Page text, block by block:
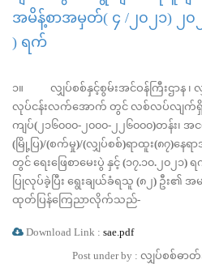
အမိန့်စာအမှတ်( ၄ /၂၀၂၁) ၂၀
) ရက်
၁။ လျှပ်စစ်နှင့်စွမ်းအင်ဝန်ကြီးဌာန ၊
လုပ်ငန်းလက်အောက် တွင် လစ်လပ်လျက်ရှိ
ကျပ်( ၂၁၆၀၀၀- ၂၀၀၀- ၂၂၆၀၀၀)တန်း၊ အ
( မြို့ပြ)/(စက်မှု)/(လျှပ်စစ်)ရာထူး(၈၇)နေရ
တွင် ရေးဖြေစာမေးပွဲ နှင့် (၁၇.၁၀. ၂၀၂၁) ရ
ပြုလုပ်ခဲ့ပြီး ရွေးချယ်ခံရသူ (၈၂) ဦး၏ အ
ထုတ်ပြန်ကြေညာလိုက်သည်-
Download Link : sae.pdf
Post under by : လျှပ်စစ်ဓ